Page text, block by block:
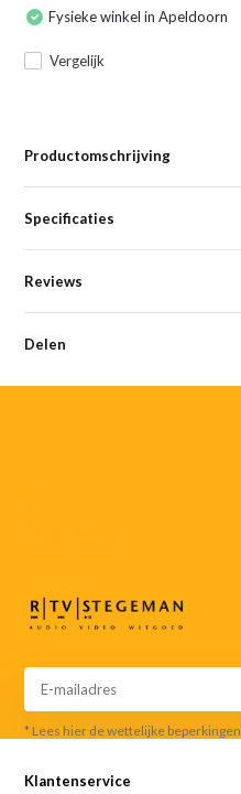
Fysieke winkel in Apeldoorn
Vergelijk
Productomschrijving
Specificaties
Reviews
Delen
* Lees hier de wettelijke beperkingen
Klantenservice